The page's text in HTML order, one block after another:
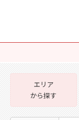
エリア
から探す